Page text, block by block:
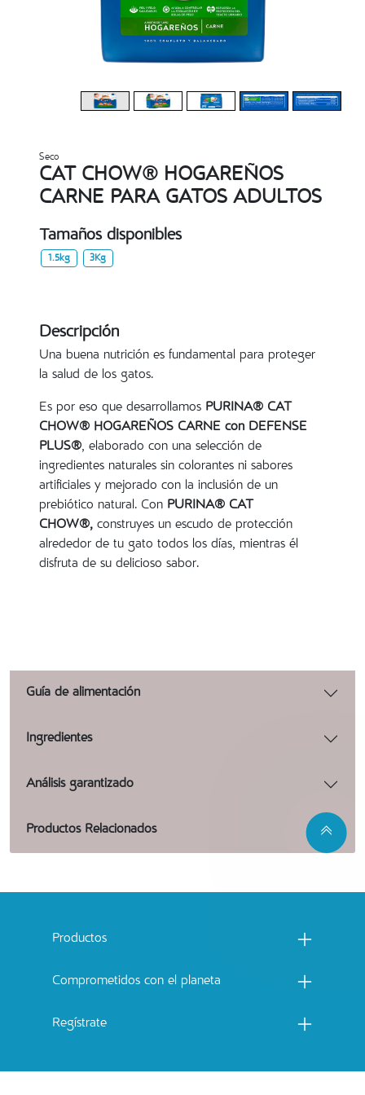
Seco
CAT CHOW® HOGAREÑOS
CARNE PARA GATOS ADULTOS
Tamaños disponibles
1.5kg 3Kg
Descripción
Una buena nutrición es fundamental para proteger
la salud de los gatos.
Es por eso que desarrollamos PURINA® CAT
CHOW® HOGAREÑOS CARNE con DEFENSE
PLUS®, elaborado con una selección de
ingredientes naturales sin colorantes ni sabores
artificiales y mejorado con la inclusión de un
prebiótico natural. Con PURINA® CAT
CHOW®, construyes un escudo de protección
alrededor de tu gato todos los días, mientras él
disfruta de su delicioso sabor.
Guía de alimentación
Ingredientes
Análisis garantizado
Productos Relacionados
Productos
Comprometidos con el planeta
Regístrate